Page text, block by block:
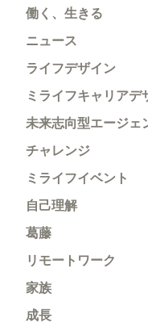
働く、生きる
ニュース
ライフデザイン
ミライフキャリアデ
未来志向型エージェ
チャレンジ
ミライフイベント
自己理解
葛藤
リモートワーク
家族
成長